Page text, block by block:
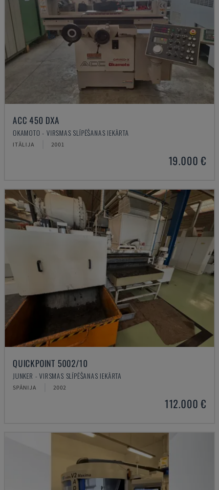
ACC 450 DXA
OKAMOTO - VIRSMAS SLĪPĒŠANAS IEKĀRTA
ITĀLIJA 2001
19.000 €
QUICKPOINT 5002/10
JUNKER - VIRSMAS SLĪPĒŠANAS IEKĀRTA
SPĀNIJA 2002
112.000 €